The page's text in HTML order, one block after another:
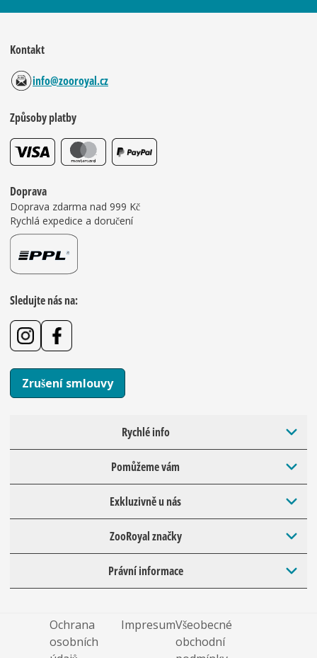
Kontakt
info@zooroyal.cz
Způsoby platby
Doprava
Doprava zdarma nad 999 Kč
Rychlá expedice a doručení
Sledujte nás na:
Zrušení smlouvy
Rychlé info
Pomůžeme vám
Exkluzivně u nás
ZooRoyal značky
Právní informace
Ochrana
osobních
ImpresumVšeobecné
obchodní